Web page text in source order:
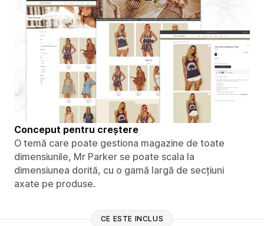
Conceput pentru creștere
O temă care poate gestiona magazine de toate
dimensiunile, Mr Parker se poate scala la
dimensiunea dorită, cu o gamă largă de secțiuni
axate pe produse.
CE ESTE INCLUS